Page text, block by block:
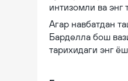
интизомли ва энг
Агар навбатдан
Барделла бош
тарихидаги энг